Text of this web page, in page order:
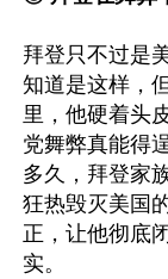
拜登只不过是
知道是这样，
里，他硬着头
党舞弊真能得
多久，拜登家
狂热毁灭美国
正，让他彻底
实。